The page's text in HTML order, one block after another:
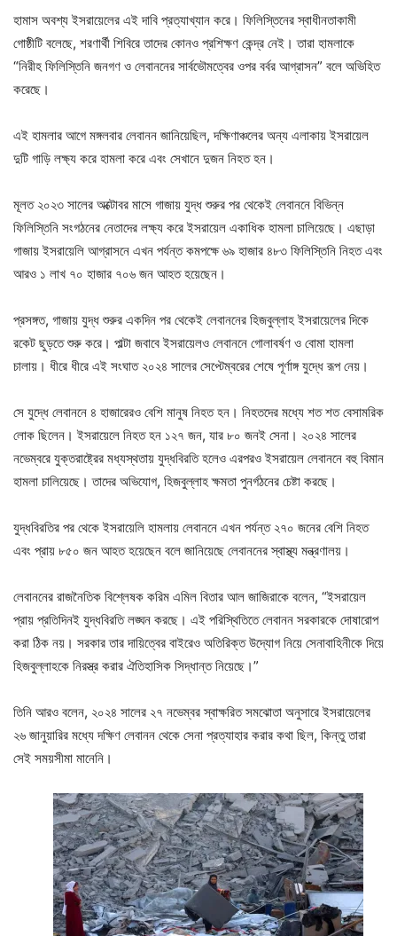
হামাস অবশ্য ইসরায়েলের এই দাবি প্রত্যাখ্যান করে। ফিলিস্তিনের স্বাধীনতাকামী
গোষ্ঠীটি বলেছে, শরণার্থী শিবিরে তাদের কোনও প্রশিক্ষণ কেন্দ্র নেই। তারা হামলাকে
“নিরীহ ফিলিস্তিনি জনগণ ও লেবাননের সার্বভৌমত্বের ওপর বর্বর আগ্রাসন” বলে অভিহিত
করেছে।
এই হামলার আগে মঙ্গলবার লেবানন জানিয়েছিল, দক্ষিণাঞ্চলের অন্য এলাকায় ইসরায়েল
দুটি গাড়ি লক্ষ্য করে হামলা করে এবং সেখানে দুজন নিহত হন।
মূলত ২০২৩ সালের অক্টোবর মাসে গাজায় যুদ্ধ শুরুর পর থেকেই লেবাননে বিভিন্ন
ফিলিস্তিনি সংগঠনের নেতাদের লক্ষ্য করে ইসরায়েল একাধিক হামলা চালিয়েছে। এছাড়া
গাজায় ইসরায়েলি আগ্রাসনে এখন পর্যন্ত কমপক্ষে ৬৯ হাজার ৪৮৩ ফিলিস্তিনি নিহত এবং
আরও ১ লাখ ৭০ হাজার ৭০৬ জন আহত হয়েছেন।
প্রসঙ্গত, গাজায় যুদ্ধ শুরুর একদিন পর থেকেই লেবাননের হিজবুল্লাহ ইসরায়েলের দিকে
রকেট ছুড়তে শুরু করে। পাল্টা জবাবে ইসরায়েলও লেবাননে গোলাবর্ষণ ও বোমা হামলা
চালায়। ধীরে ধীরে এই সংঘাত ২০২৪ সালের সেপ্টেম্বরের শেষে পূর্ণাঙ্গ যুদ্ধে রূপ নেয়।
সে যুদ্ধে লেবাননে ৪ হাজারেরও বেশি মানুষ নিহত হন। নিহতদের মধ্যে শত শত বেসামরিক
লোক ছিলেন। ইসরায়েলে নিহত হন ১২৭ জন, যার ৮০ জনই সেনা। ২০২৪ সালের
নভেম্বরে যুক্তরাষ্ট্রের মধ্যস্থতায় যুদ্ধবিরতি হলেও এরপরও ইসরায়েল লেবাননে বহু বিমান
হামলা চালিয়েছে। তাদের অভিযোগ, হিজবুল্লাহ ক্ষমতা পুনর্গঠনের চেষ্টা করছে।
যুদ্ধবিরতির পর থেকে ইসরায়েলি হামলায় লেবাননে এখন পর্যন্ত ২৭০ জনের বেশি নিহত
এবং প্রায় ৮৫০ জন আহত হয়েছেন বলে জানিয়েছে লেবাননের স্বাস্থ্য মন্ত্রণালয়।
লেবাননের রাজনৈতিক বিশ্লেষক করিম এমিল বিতার আল জাজিরাকে বলেন, “ইসরায়েল
প্রায় প্রতিদিনই যুদ্ধবিরতি লঙ্ঘন করছে। এই পরিস্থিতিতে লেবানন সরকারকে দোষারোপ
করা ঠিক নয়। সরকার তার দায়িত্বের বাইরেও অতিরিক্ত উদ্যোগ নিয়ে সেনাবাহিনীকে দিয়ে
হিজবুল্লাহকে নিরস্ত্র করার ঐতিহাসিক সিদ্ধান্ত নিয়েছে।”
তিনি আরও বলেন, ২০২৪ সালের ২৭ নভেম্বর স্বাক্ষরিত সমঝোতা অনুসারে ইসরায়েলের
২৬ জানুয়ারির মধ্যে দক্ষিণ লেবানন থেকে সেনা প্রত্যাহার করার কথা ছিল, কিন্তু তারা
সেই সময়সীমা মানেনি।